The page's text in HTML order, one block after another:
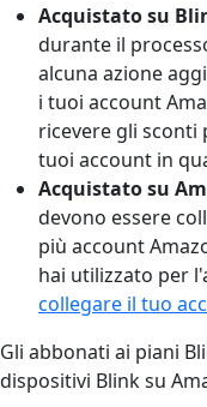
Acquistato su
durante il
alcuna azione
i tuoi account
ricevere gli sconti
tuoi account in
Acquistato su
devono essere
più account
hai utilizzato per
collegare il tuo
Gli abbonati ai piani
dispositivi Blink su